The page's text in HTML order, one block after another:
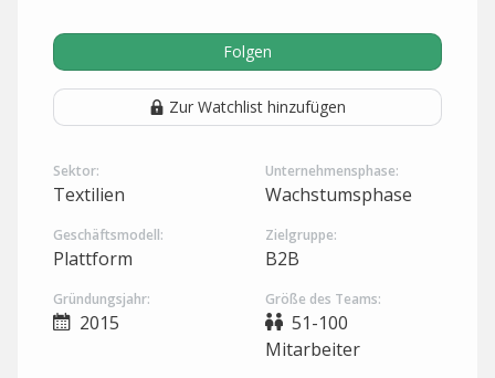
Folgen
Zur Watchlist hinzufügen
Sektor:
Textilien
Unternehmensphase:
Wachstumsphase
Geschäftsmodell:
Plattform
Zielgruppe:
B2B
Gründungsjahr:
2015
Größe des Teams:
51-100
Mitarbeiter